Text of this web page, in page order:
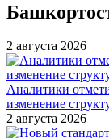
2 августа 2026
Аналитики
изменение
2 августа 2026